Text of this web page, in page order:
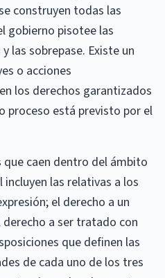
construyen todas las
gobierno pisotee las
las sobrepase. Existe un
o acciones
los derechos garantizados
proceso está previsto por el
que caen dentro del ámbito
las relativas a los
el derecho a un
a ser tratado con
que definen las
de cada uno de los tres